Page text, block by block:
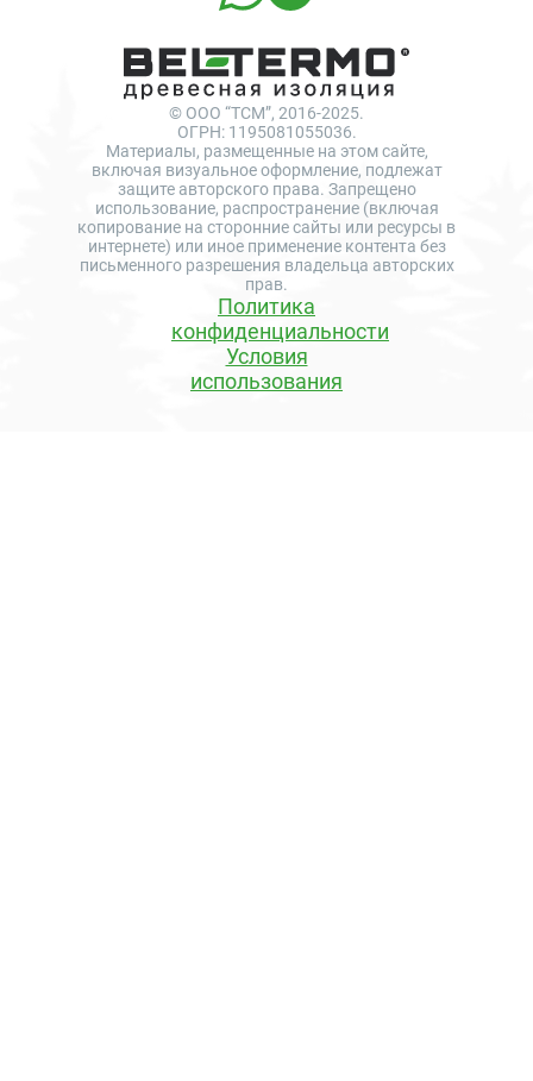
© ООО “ТСМ”, 2016-2025.
ОГРН: 1195081055036.
Материалы, размещенные на этом сайте,
включая визуальное оформление, подлежат
защите авторского права. Запрещено
использование, распространение (включая
копирование на сторонние сайты или ресурсы в
интернете) или иное применение контента без
письменного разрешения владельца авторских
прав.
Политика
конфиденциальности
Условия
использования